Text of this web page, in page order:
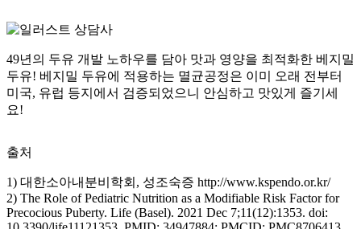
49년의 두유 개발 노하우를 담아 맛과 영양을 최적화한 베지밀
두유! 베지밀 두유에 적용하는 멸균공정은 이미 오래 전부터
미국, 유럽 등지에서 검증되었으니 안심하고 맛있게 즐기세
요!
출처
1) 대한소아내분비학회, 성조숙증 http://www.kspendo.or.kr/
2) The Role of Pediatric Nutrition as a Modifiable Risk Factor for
Precocious Puberty. Life (Basel). 2021 Dec 7;11(12):1353. doi: